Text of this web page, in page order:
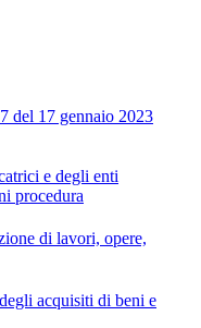
del 17 gennaio 2023
e degli enti
procedura
di lavori, opere,
acquisiti di beni e